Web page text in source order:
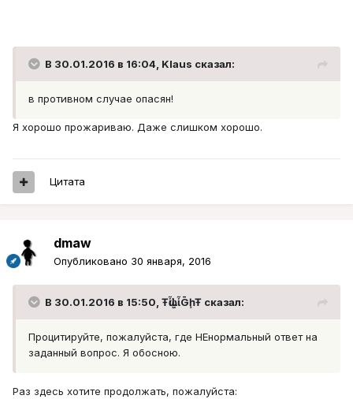
В 30.01.2016 в 16:04, Klaus сказал:
в противном случае опасян!
Я хорошо прожариваю. Даже слишком хорошо.
Цитата
dmaw
Опубликовано 30 января, 2016
В 30.01.2016 в 15:50, ŦᾡἷḶἷḠḩŦ сказал:
Процитируйте, пожалуйста, где НЕнормальный ответ на
заданный вопрос. Я обосною.
Раз здесь хотите продолжать, пожалуйста: